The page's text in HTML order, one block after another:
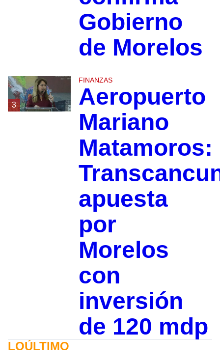
Gobierno
de Morelos
3
FINANZAS
Aeropuerto
Mariano
Matamoros:
apuesta
por
Morelos
con
inversión
de 120 mdp
LOÚLTIMO